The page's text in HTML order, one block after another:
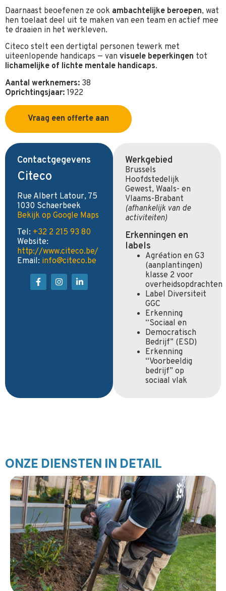
Daarnaast beoefenen ze ook ambachtelijke beroepen, wat
hen toelaat deel uit te maken van een team en actief mee
te draaien in het werkleven.
Citeco stelt een dertigtal personen tewerk met
uiteenlopende handicaps — van visuele beperkingen tot
lichamelijke of lichte mentale handicaps.
Aantal werknemers: 38
Oprichtingsjaar: 1922
Vraag een offerte aan
Contactgegevens
Citeco
Rue Albert Latour, 75
1030 Schaerbeek
Bekijk op Google Maps
Tel: +32 2 215 93 80
Website:
http://www.citeco.be/
Email: info@citeco.be
Werkgebied
Brussels
Hoofdstedelijk
Gewest, Waals- en
Vlaams-Brabant
(afhankelijk van de
activiteiten)
Erkenningen en
labels
Agréation en G3
(aanplantingen)
klasse 2 voor
overheidsopdrachten
Label Diversiteit
GGC
Erkenning
“Sociaal en
Democratisch
Bedrijf” (ESD)
Erkenning
“Voorbeeldig
bedrijf” op
sociaal vlak
ONZE DIENSTEN IN DETAIL